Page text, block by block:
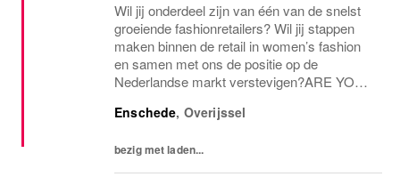
Wil jij onderdeel zijn van één van de snelst
groeiende fashionretailers? Wil jij stappen
maken binnen de retail in women’s fashion
en samen met ons de positie op de
Nederlandse markt verstevigen?ARE YOU
Store in Enschede zijn we op zoek naar een
Enschede, Overijssel
bezig met laden...